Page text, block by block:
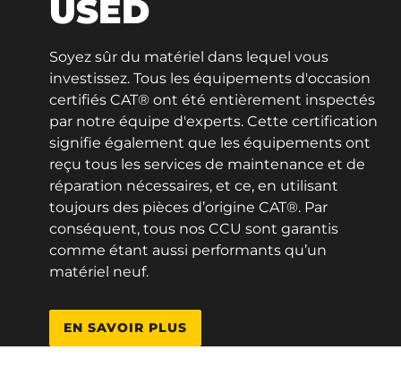
USED
Soyez sûr du matériel dans lequel vous
investissez. Tous les équipements d'occasion
certifiés CAT® ont été entièrement inspectés
par notre équipe d'experts. Cette certification
signifie également que les équipements ont
reçu tous les services de maintenance et de
réparation nécessaires, et ce, en utilisant
toujours des pièces d’origine CAT®. Par
conséquent, tous nos CCU sont garantis
comme étant aussi performants qu’un
matériel neuf.
EN SAVOIR PLUS